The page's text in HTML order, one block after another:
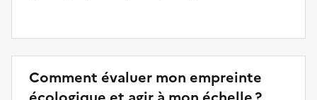
Comment évaluer mon empreinte